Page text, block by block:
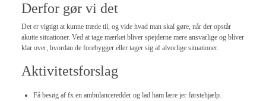
Derfor gør vi det
Det er vigtigt at kunne træde til, og vide hvad man skal gøre, når der opstår
akutte situationer. Ved at tage mærket bliver spejderne mere ansvarlige og bliver
klar over, hvordan de forebygger eller tager sig af alvorlige situationer.
Aktivitetsforslag
Få besøg af fx en ambulanceredder og lad ham lære jer førstehjælp.